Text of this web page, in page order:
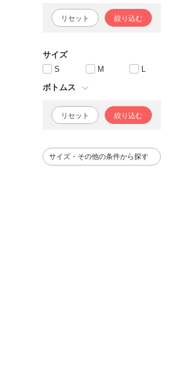
リセット 絞り込む
サイズ
S M L
ボトムス
リセット 絞り込む
サイズ・その他の条件から探す